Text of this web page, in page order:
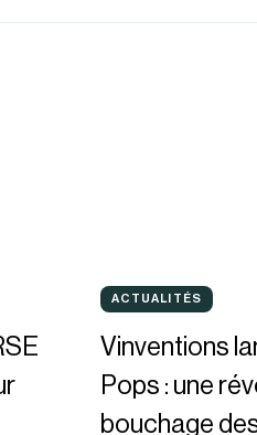
Vinventions
Pops
ACTUALITÉS
ACTUALITÉS
Vinventions
Pops : une
bouchage